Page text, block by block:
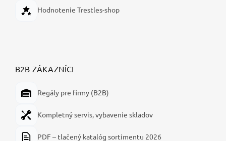
Hodnotenie Trestles-shop
B2B ZÁKAZNÍCI
Regály pre firmy (B2B)
Kompletný servis, vybavenie skladov
PDF – tlačený katalóg sortimentu 2026